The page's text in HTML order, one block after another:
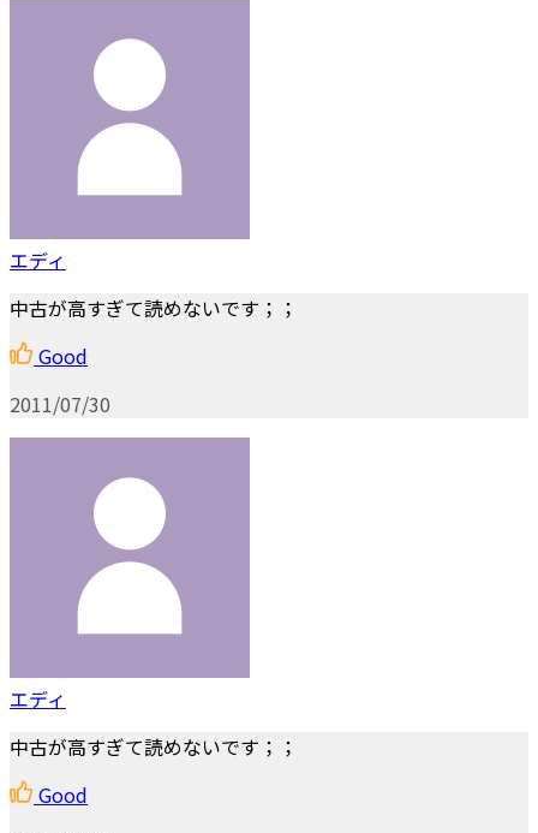
エディ
中古が高すぎて読めないです；；
Good
2011/07/30
エディ
中古が高すぎて読めないです；；
Good